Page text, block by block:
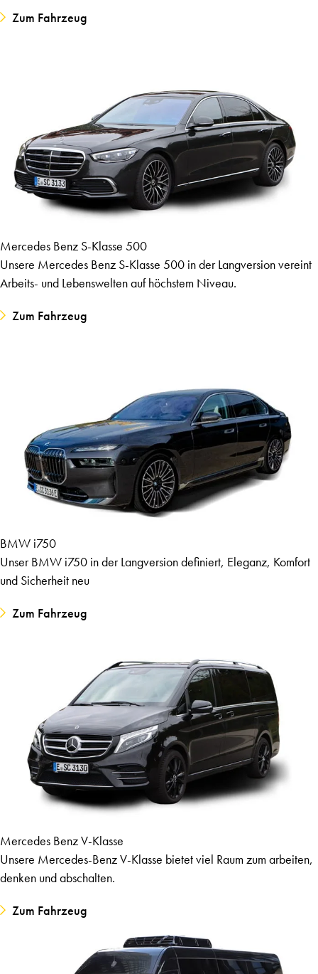
Zum Fahrzeug
Mercedes Benz S-Klasse 500
Unsere Mercedes Benz S-Klasse 500 in der Langversion vereint
Arbeits- und Lebenswelten auf höchstem Niveau.
Zum Fahrzeug
BMW i750
Unser BMW i750 in der Langversion definiert, Eleganz, Komfort
und Sicherheit neu
Zum Fahrzeug
Mercedes Benz V-Klasse
Unsere Mercedes-Benz V-Klasse bietet viel Raum zum arbeiten,
denken und abschalten.
Zum Fahrzeug